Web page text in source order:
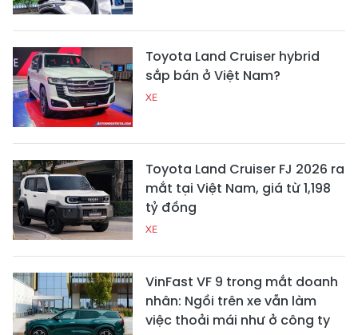
Toyota Land Cruiser hybrid
sắp bán ở Việt Nam?
XE
Toyota Land Cruiser FJ 2026 ra
mắt tại Việt Nam, giá từ 1,198
tỷ đồng
XE
VinFast VF 9 trong mắt doanh
nhân: Ngồi trên xe vẫn làm
việc thoải mái như ở công ty